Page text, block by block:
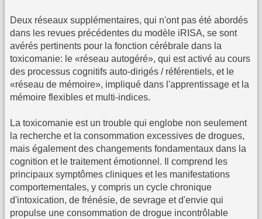
Deux réseaux supplémentaires, qui n'ont pas été abordés
dans les revues précédentes du modèle iRISA, se sont
avérés pertinents pour la fonction cérébrale dans la
toxicomanie: le «réseau autogéré», qui est activé au cours
des processus cognitifs auto-dirigés / référentiels, et le
«réseau de mémoire», impliqué dans l'apprentissage et la
mémoire flexibles et multi-indices.
La toxicomanie est un trouble qui englobe non seulement
la recherche et la consommation excessives de drogues,
mais également des changements fondamentaux dans la
cognition et le traitement émotionnel. Il comprend les
principaux symptômes cliniques et les manifestations
comportementales, y compris un cycle chronique
d'intoxication, de frénésie, de sevrage et d'envie qui
propulse une consommation de drogue incontrôlable